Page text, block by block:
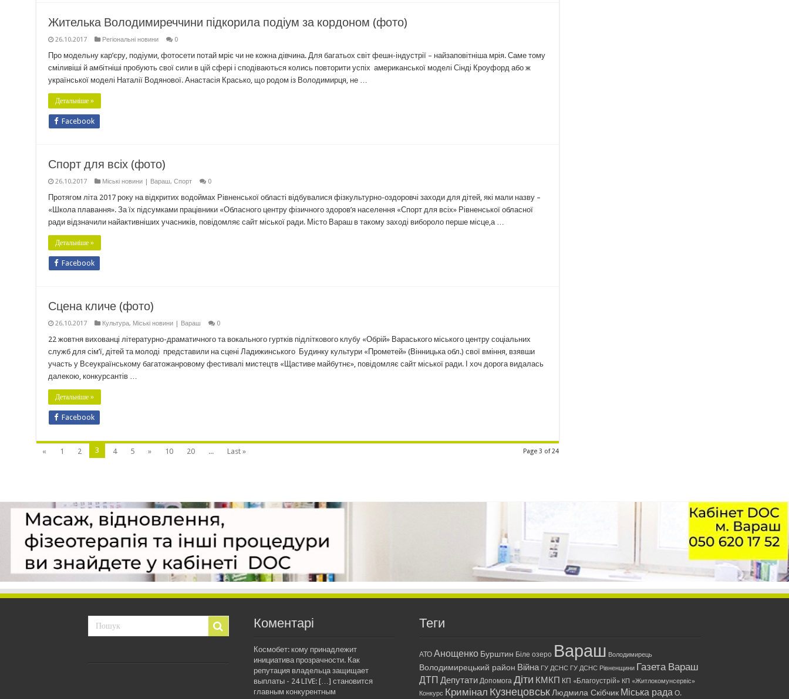
Жителька Володимиреччини підкорила подіум за кордоном (фото)
26.10.2017 Регіональні новини 0
Про модельну кар’єру, подіуми, фотосети потай мріє чи не кожна дівчина. Для багатьох світ фешн-індустрії – найзаповітніша мрія. Саме тому
сміливіші й амбітніші пробують свої сили в цій сфері і сподіваються колись повторити успіх американської моделі Сінді Кроуфорд або ж
української моделі Наталії Водянової. Анастасія Красько, що родом із Володимирця, не …
Детальніше »
Facebook
Спорт для всіх (фото)
26.10.2017 Міські новини | Вараш, Спорт 0
Протягом літа 2017 року на відкритих водоймах Рівненської області відбувалися фізкультурно-оздоровчі заходи для дітей, які мали назву –
«Школа плавання». За їх підсумками працівники «Обласного центру фізичного здоров’я населення «Спорт для всіх» Рівненської обласної
ради відзначили найактивніших учасників, повідомляє сайт міської ради. Місто Вараш в такому заході вибороло перше місце,а …
Детальніше »
Facebook
Сцена кличе (фото)
26.10.2017 Культура, Міські новини | Вараш 0
22 жовтня вихованці літературно-драматичного та вокального гуртків підліткового клубу «Обрій» Вараського міського центру соціальних
служб для сім’ї, дітей та молоді представили на сцені Ладижинського Будинку культури «Прометей» (Вінницька обл.) свої вміння, взявши
участь у Всеукраїнському багатожанровому фестивалі мистецтв «Щастиве майбутнє», повідомляє сайт міської ради. І хоч дорога видалась
далекою, конкурсантів …
Детальніше »
Facebook
Page 3 of 24
« 1 2 3 4 5 » 10 20 ... Last »
Коментарі
Космобет: кому принадлежит
инициатива прозрачности. Как
репутация владельца защищает
выплаты - 24 LIVE: […] становится
главным конкурентным
Теги
АТО Анощенко Бурштин Біле озеро Вараш Володимирець
Володимирецький район Війна ГУ ДСНС ГУ ДСНС Рівненщини Газета Вараш
ДТП Депутати Допомога Діти КМКП КП «Благоустрій» КП «Житлокомунсервіс»
Конкурс Кримінал Кузнецовськ Людмила Скібчик Міська рада О.